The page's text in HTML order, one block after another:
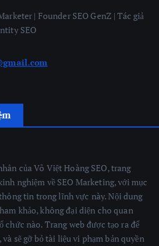
| Founder SEO GenZ | Tác giả
SEO
của Võ Việt Hoàng SEO, trang
nghiệm về SEO Marketing, với mục
tin trong lĩnh vực này. Nội dung
khảo, không đại diện cho quan
nào. Trang web được tạo ra để
sẽ gỡ bỏ tài liệu vi phạm bản quyền